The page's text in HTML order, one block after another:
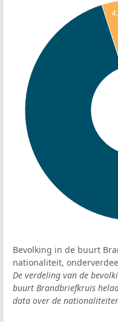
Bevolking in de buurt
nationaliteit,
De verdeling van de
buurt Brandbriefkruis
data over de